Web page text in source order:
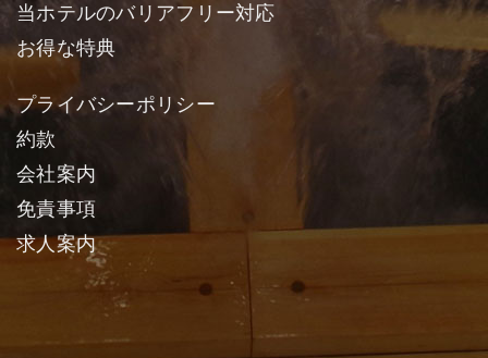
当ホテルのバリアフリー対応
お得な特典
プライバシーポリシー
約款
会社案内
免責事項
求人案内